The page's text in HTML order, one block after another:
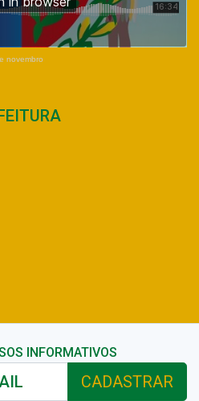
novembro
INFORMATIVOS
CADASTRAR